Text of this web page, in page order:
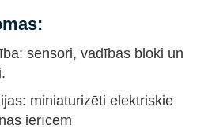
sensori, vadības bloki un
miniaturizēti elektriskie
ierīcēm